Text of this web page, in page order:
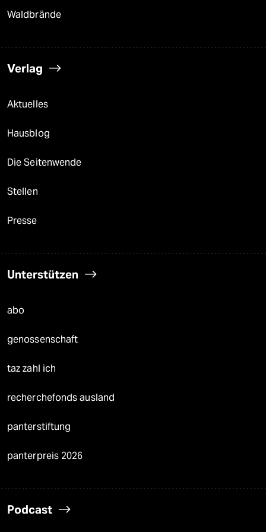
Waldbrände
Verlag
Aktuelles
Hausblog
Die Seitenwende
Stellen
Presse
Unterstützen
abo
genossenschaft
taz zahl ich
recherchefonds ausland
panterstiftung
panterpreis 2026
Podcast